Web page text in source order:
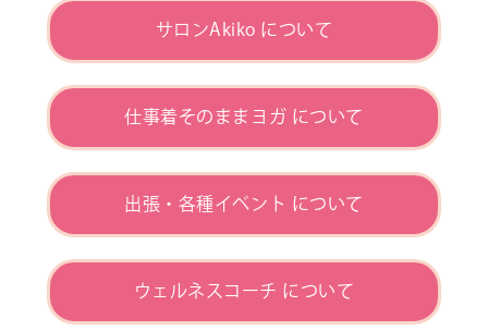
サロンAkiko について
仕事着そのままヨガ について
出張・各種イベント について
ウェルネスコーチ について